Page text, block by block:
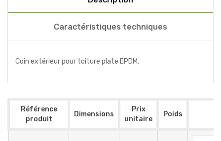
Caractéristiques techniques
Coin extérieur pour toiture plate EPDM.
Référence
produit
Dimensions
Prix
unitaire
Poids